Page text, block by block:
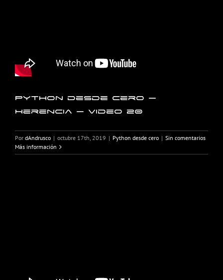
Python desde cero –
Herencia – Video 20
Por dAndrusco | octubre 17th, 2019 | Python desde cero | Sin comentarios
Más información